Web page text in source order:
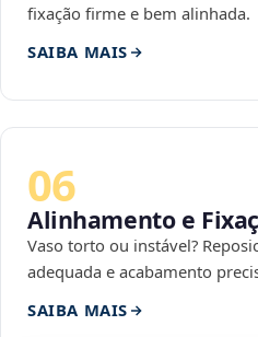
fixação firme e bem alinhada.
SAIBA MAIS
06
Alinhamento e
Vaso torto ou instável?
adequada e acabamento
SAIBA MAIS